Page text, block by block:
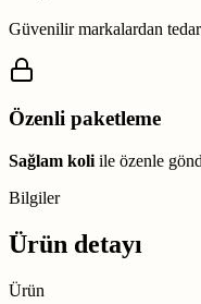
Güvenilir markalardan
Özenli paketleme
Sağlam koli ile özenle
Bilgiler
Ürün detayı
Ürün